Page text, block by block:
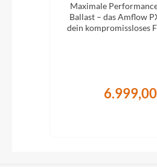
Maximale
Ballast – das Amflow
dein kompromissloses